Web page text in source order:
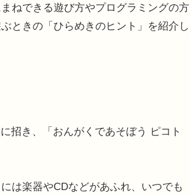
ねできる遊び方やプログラミングの方
ときの「ひらめきのヒント」を紹介し
招き、「おんがくであそぼう ピコト
は楽器やCDなどがあふれ、いつでも